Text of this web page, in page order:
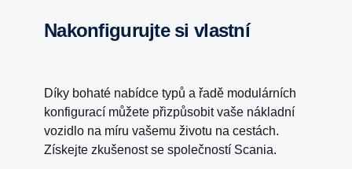
Nakonfigurujte si vlastní
Díky bohaté nabídce typů a řadě modulárních
konfigurací můžete přizpůsobit vaše nákladní
vozidlo na míru vašemu životu na cestách.
Získejte zkušenost se společností Scania.